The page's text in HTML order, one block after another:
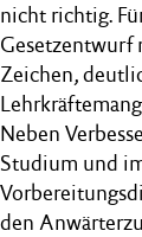
nicht richtig.
Gesetzentwurf
Zeichen,
Neben
Studium und
den